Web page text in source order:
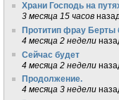
Храни Господь на
3 месяца 15 часов назад
Протитип фрау Берты
4 месяца 2 недели
Сейчас будет
4 месяца 2 недели
Продолжение.
4 месяца 3 недели